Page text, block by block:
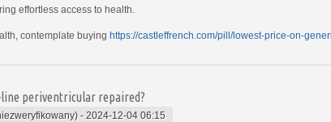
effortless access to health.
contemplate buying https://castleffrench.com/pill/lowest-price-on-
periventricular repaired?
- 2024-12-04 06:15